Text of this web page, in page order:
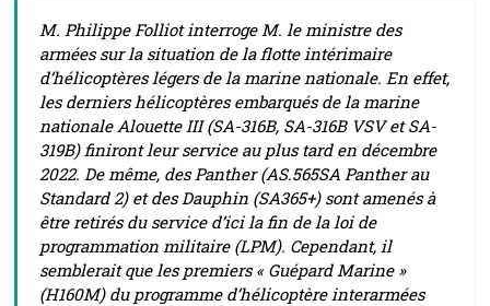
M. Philippe Folliot interroge M. le ministre des
armées sur la situation de la flotte intérimaire
d’hélicoptères légers de la marine nationale. En effet,
les derniers hélicoptères embarqués de la marine
nationale Alouette III (SA-316B, SA-316B VSV et SA-
319B) finiront leur service au plus tard en décembre
2022. De même, des Panther (AS.565SA Panther au
Standard 2) et des Dauphin (SA365+) sont amenés à
être retirés du service d’ici la fin de la loi de
programmation militaire (LPM). Cependant, il
semblerait que les premiers « Guépard Marine »
(H160M) du programme d’hélicoptère interarmées